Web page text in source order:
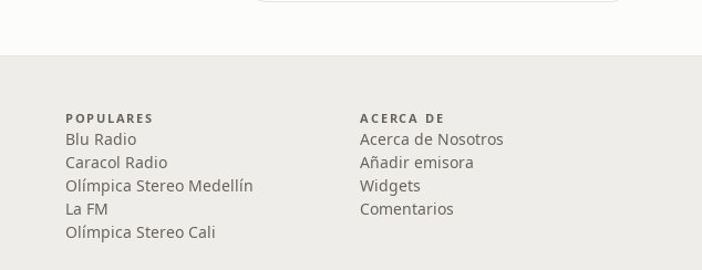
POPULARES
Blu Radio
Caracol Radio
Olímpica Stereo Medellín
La FM
Olímpica Stereo Cali
ACERCA DE
Acerca de Nosotros
Añadir emisora
Widgets
Comentarios